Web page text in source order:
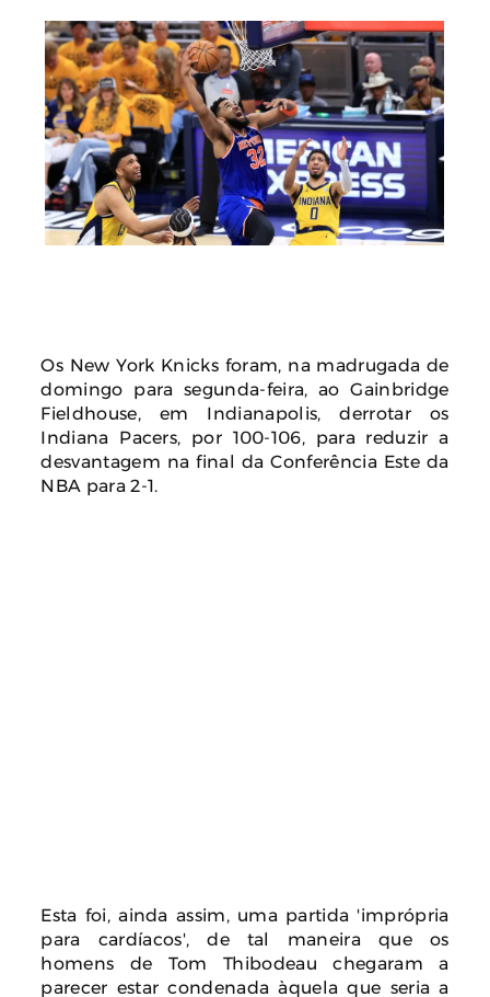
Os New York Knicks foram, na madrugada de
domingo para segunda-feira, ao Gainbridge
Fieldhouse, em Indianapolis, derrotar os
Indiana Pacers, por 100-106, para reduzir a
desvantagem na final da Conferência Este da
NBA para 2-1.
Esta foi, ainda assim, uma partida 'imprópria
para cardíacos', de tal maneira que os
homens de Tom Thibodeau chegaram a
parecer estar condenada àquela que seria a